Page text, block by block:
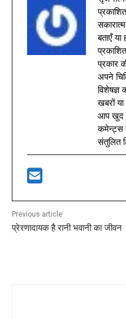
बताएँ
प्रकार
अपने
खबरों
आप खुद
कमेन्ट्स
संतुलित
Previous article
प्रेरणादायक है रानी भवानी का जीवन